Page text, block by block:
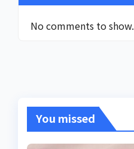
No comments to show.
You missed